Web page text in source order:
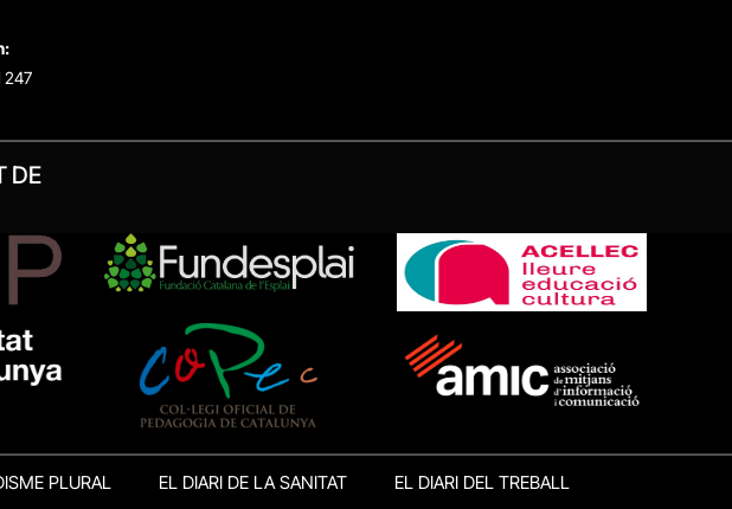
247
DE
PLURAL EL DIARI DE LA SANITAT EL DIARI DEL TREBALL